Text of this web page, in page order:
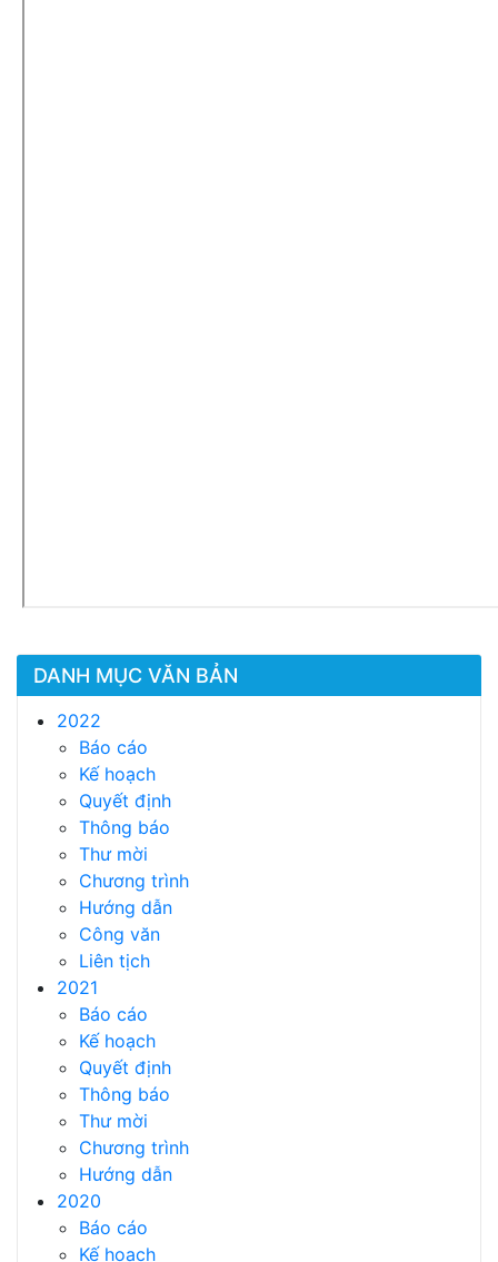
DANH MỤC VĂN BẢN
2022
Báo cáo
Kế hoạch
Quyết định
Thông báo
Thư mời
Chương trình
Hướng dẫn
Công văn
Liên tịch
2021
Báo cáo
Kế hoạch
Quyết định
Thông báo
Thư mời
Chương trình
Hướng dẫn
2020
Báo cáo
Kế hoạch